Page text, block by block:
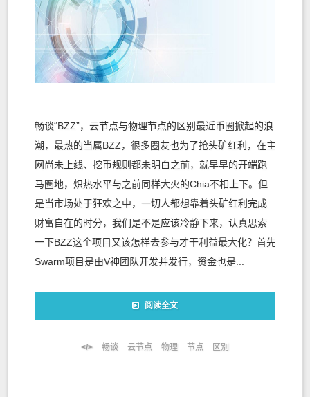
畅谈“BZZ”，云节点与物理节点的区别最近币圈掀起的浪
潮，最热的当属BZZ，很多圈友也为了抢头矿红利，在主
网尚未上线、挖币规则都未明白之前，就早早的开端跑
马圈地，炽热水平与之前同样大火的Chia不相上下。但
是当市场处于狂欢之中，一切人都想靠着头矿红利完成
财富自在的时分，我们是不是应该冷静下来，认真思索
一下BZZ这个项目又该怎样去参与才干利益最大化？首先
Swarm项目是由V神团队开发并发行，资金也是...
阅读全文
畅谈 云节点 物理 节点 区别